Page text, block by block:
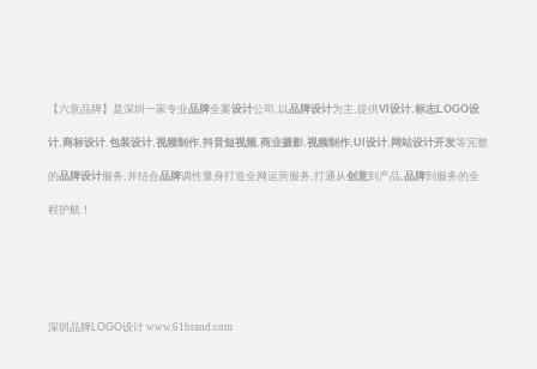
【六意品牌】是深圳一家专业品牌全案设计公司 以 品牌设计为主 提供VI 设计 标志 LOGO设
计 商标设计 包装设计 视频制作 抖音短视频 商业摄影 视频制作 UI 设计 网站设计开发等完整
的品牌设计服务 并结合品牌调性量身打造全网运营服务 打通从 创意到产品 品牌到服务的全
程护航！
深圳品牌 LOGO设计 www.61brand.com